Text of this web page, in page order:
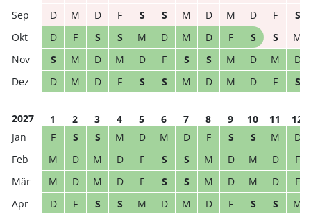
D
M D F S S M D M D F
S
D
F S S M D M D F S S
M
S
M D M D F S S M D M
D
D
M D F S S M D M D F S
2027 1 2 3 4 5 6 7 8 9 10 11
12
F
S S M D M D F S S M
D
M
D M D F S S M D M D
F
M
D M D F S S M D M D
F
D
F S S M D M D F S S M